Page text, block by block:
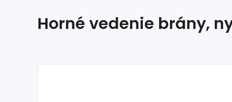
Horné vedenie brány,